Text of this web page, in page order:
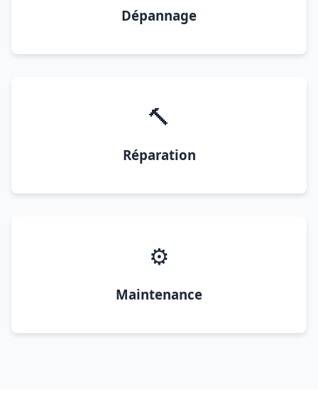
Dépannage
🔨
Réparation
⚙️
Maintenance